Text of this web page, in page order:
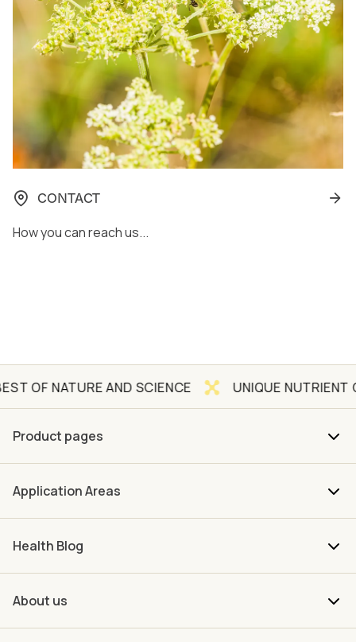
CONTACT
How you can reach us...
NATURE AND SCIENCE UNIQUE NUTRIENT
Product pages
Application Areas
Health Blog
About us